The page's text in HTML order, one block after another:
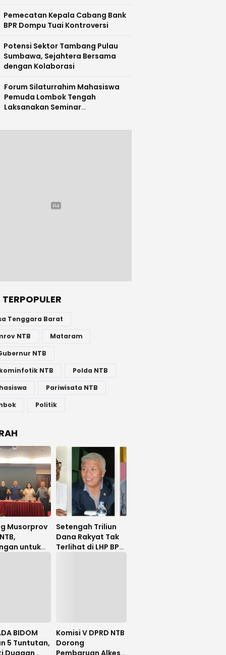
Pemecatan Kepala Cabang Bank
BPR Dompu Tuai Kontroversi
Potensi Sektor Tambang Pulau
Sumbawa, Sejahtera Bersama
dengan Kolaborasi
Forum Silaturrahim Mahasiswa
Pemuda Lombok Tengah
Laksanakan Seminar
Tenggara Barat
NTB
Mataram
NTB
NTB
Polda NTB
Pariwisata NTB
Politik
Musorprov
untuk
Setengah Triliun
Dana Rakyat Tak
Terlihat di LHP BPK,
BIDOM
5 Tuntutan,
Dugaan
Komisi V DPRD NTB
Dorong
Pembaruan Alkes